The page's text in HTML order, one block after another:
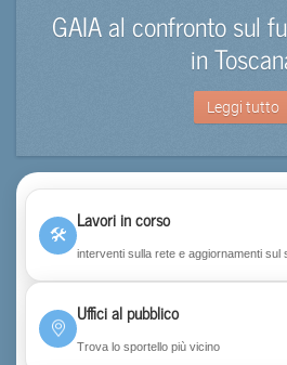
GAIA al confronto sul
in
Leggi tutto
🛠
Lavori in corso
interventi sulla rete e aggiornamenti sul
Uffici al pubblico
Trova lo sportello più vicino